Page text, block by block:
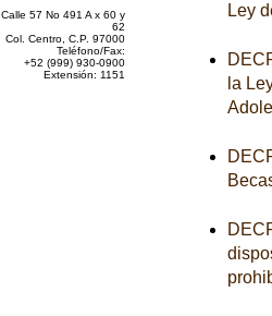
Calle 57 No 491 A x 60 y
62
Col. Centro, C.P. 97000
Teléfono/Fax:
+52 (999) 930-0900
Extensión: 1151
Ley
la